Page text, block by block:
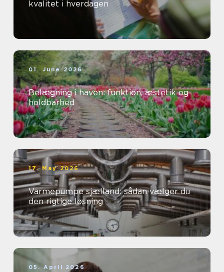
kvalitet i hverdagen
01. June 2026
Belægning i haven: funktion, æstetik og
holdbarhed
17. May 2026
Varmepumpe sjælland: sådan vælger du
den rigtige løsning
05. April 2026